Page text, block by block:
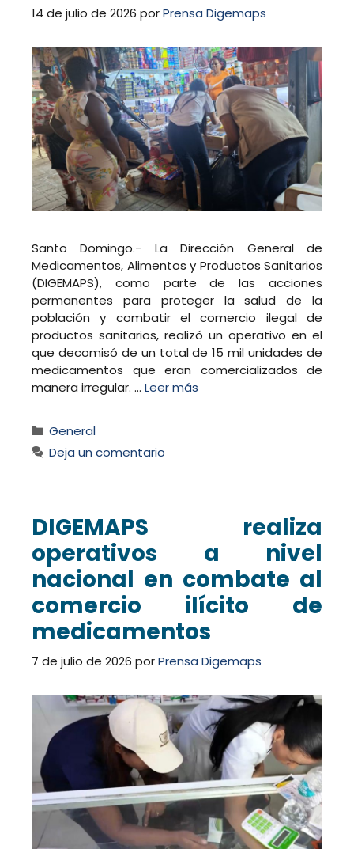
14 de julio de 2026 porPrensa Digemaps
Santo Domingo.- La Dirección General de
Medicamentos, Alimentos y Productos Sanitarios
(DIGEMAPS), como parte de las acciones
permanentes para proteger la salud de la
población y combatir el comercio ilegal de
productos sanitarios, realizó un operativo en el
que decomisó de un total de 15 mil unidades de
medicamentos que eran comercializados de
manera irregular. … Leer más
Categorías
General
Deja un comentario
DIGEMAPS realiza
operativos a nivel
nacional en combate al
comercio ilícito de
medicamentos
7 de julio de 2026 porPrensa Digemaps